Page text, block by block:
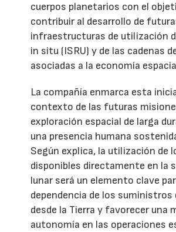
cuerpos planetarios con el
contribuir al desarrollo de
infraestructuras de utilización
in situ (ISRU) y de las cadenas
asociadas a la economía
La compañía enmarca esta
contexto de las futuras
exploración espacial de larga
una presencia humana
Según explica, la utilización de
disponibles directamente en la
lunar será un elemento clave
dependencia de los suministros
desde la Tierra y favorecer una
autonomía en las operaciones